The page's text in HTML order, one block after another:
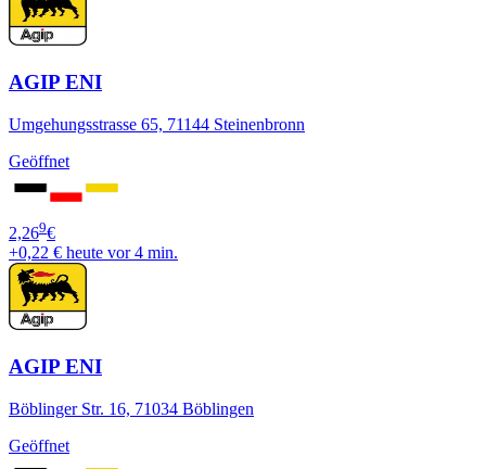
AGIP ENI
Umgehungsstrasse 65, 71144 Steinenbronn
Geöffnet
2,269€
+0,22 € heute vor 4 min.
AGIP ENI
Böblinger Str. 16, 71034 Böblingen
Geöffnet